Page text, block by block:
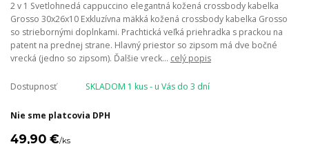
2 v 1 Svetlohnedá cappuccino elegantná kožená crossbody kabelka
Grosso 30x26x10 Exkluzívna mäkká kožená crossbody kabelka Grosso
so striebornými doplnkami. Prachtická veľká priehradka s prackou na
patent na prednej strane. Hlavný priestor so zipsom má dve bočné
vrecká (jedno so zipsom). Ďalšie vreck... celý popis
Dostupnosť SKLADOM 1 kus - u Vás do 3 dní
Nie sme platcovia DPH
49,90 €/ks